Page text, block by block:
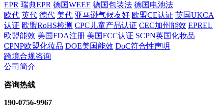
EPR 瑞典EPR 德国WEEE 德国包装法 德国电池法
欧代 英代 德代 美代 亚马逊气候友好 欧盟CE认证 英国UKCA
认证 欧盟RoHS检测 CPC儿童产品认证 CEC加州能效 EPREL
欧盟能效 美国FDA注册 美国FCC认证 SCPN英国化妆品
CPNP欧盟化妆品 DOE美国能效 DoC符合性声明
跨境合规咨询
公司简介
咨询热线
190-0756-9967